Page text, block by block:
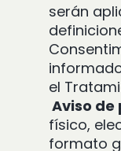
serán
el
Aviso
físico,
formato